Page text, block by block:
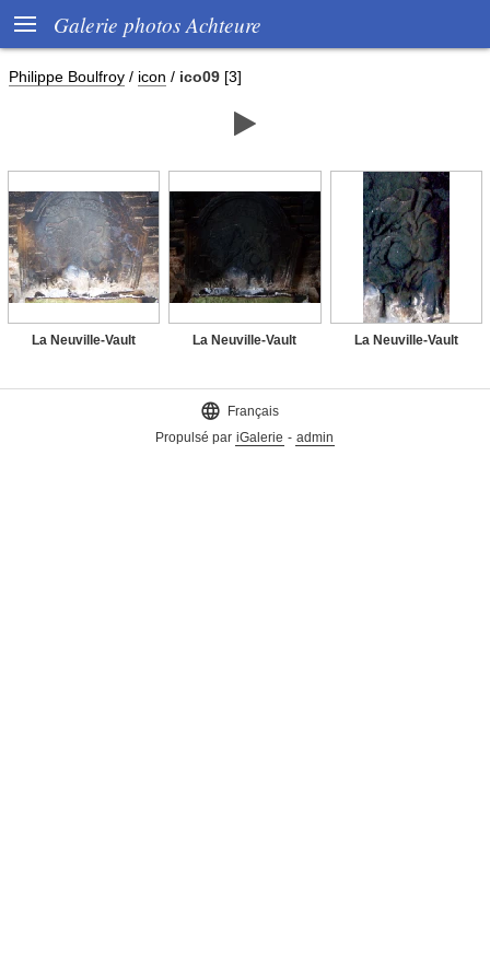
 Galerie photos Achteure
Philippe Boulfroy / icon / ico09 [3]

La Neuville-Vault La Neuville-Vault La Neuville-Vault

Français
Propulsé par iGalerie - admin